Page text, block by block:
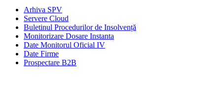
Arhiva SPV
Servere Cloud
Buletinul Procedurilor de Insolvență
Monitorizare Dosare Instanta
Date Monitorul Oficial IV
Date Firme
Prospectare B2B